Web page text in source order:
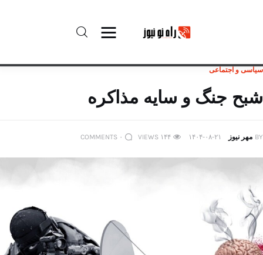
راه نو نیوز
ارتباط با راه‌ نو نیوز
حفظ حریم شخصی
قوانین بازنشر
تبلیغات راه نو نیوز
سیاسی و اجتماعی
شبح جنگ و سایه مذاکره
BY مهر نیوز ۱۴۰۴-۰۸-۲۱ ۱۴۴ VIEWS ۰ COMMENTS